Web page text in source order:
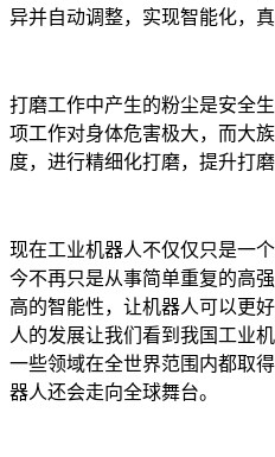
异并自动调整，实现智能化，真
打磨工作中产生的粉尘是安全
项工作对身体危害极大，而大
度，进行精细化打磨，提升打
现在工业机器人不仅仅只是一
今不再只是从事简单重复的高
高的智能性，让机器人可以更
人的发展让我们看到我国工业
一些领域在全世界范围内都取
器人还会走向全球舞台。